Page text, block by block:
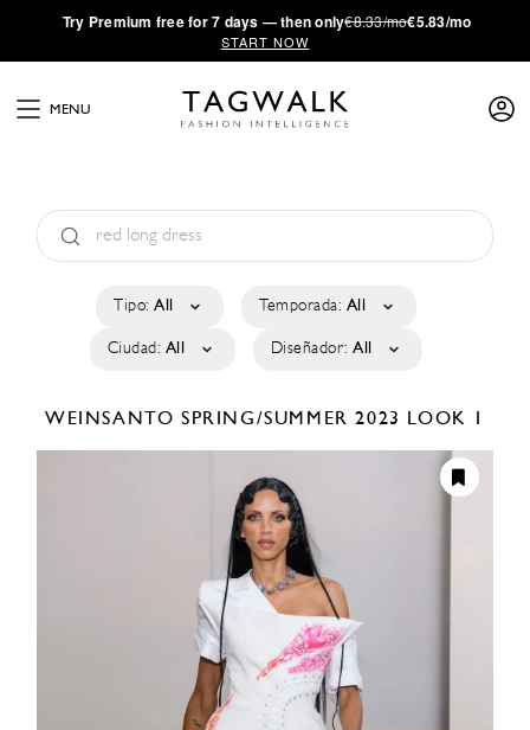
·Try Premium free for 7 days — then only€8.33/mo€5.83/mo
START NOW
MENU
Tipo: All Temporada: All
Ciudad: All Diseñador: All
WEINSANTO SPRING/SUMMER 2023 LOOK 1